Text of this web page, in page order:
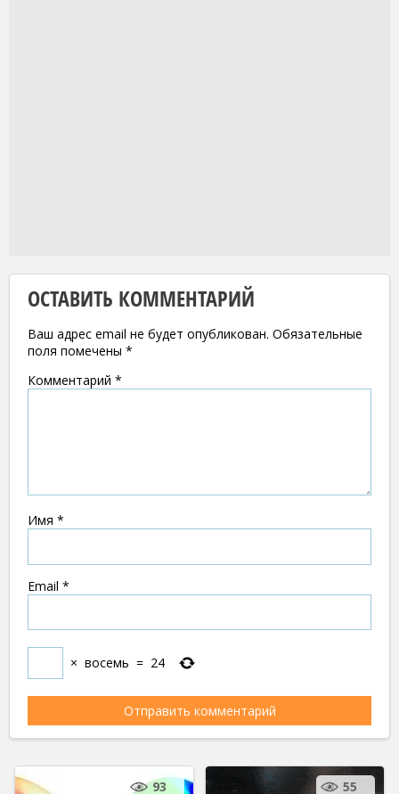
ОСТАВИТЬ КОММЕНТАРИЙ
Ваш адрес email не будет опубликован. Обязательные
поля помечены *
Комментарий *
Имя *
Email *
× восемь = 24
93 55